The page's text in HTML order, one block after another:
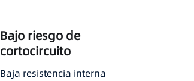
Bajo riesgo de
cortocircuito
Baja resistencia interna